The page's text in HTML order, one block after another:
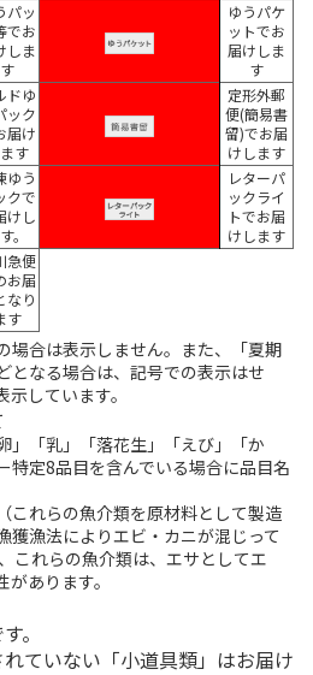
パッ
でお
しま
す
ゆうパケ
ットでお
届けしま
す
ドゆ
ック
届け
す
定形外郵
便(簡易書
留)でお届
けします
ゆう
クで
けし
。
レターパ
ックライ
トでお届
けします
急便
お届
なり
す
場合は表示しません。また、「夏期
となる場合は、記号での表示はせ
しています。
」「乳」「落花生」「えび」「か
特定8品目を含んでいる場合に品目名
これらの魚介類を原材料として製造
獲漁法によりエビ・カニが混じって
これらの魚介類は、エサとしてエ
あります。
。
ていない「小道具類」はお届け